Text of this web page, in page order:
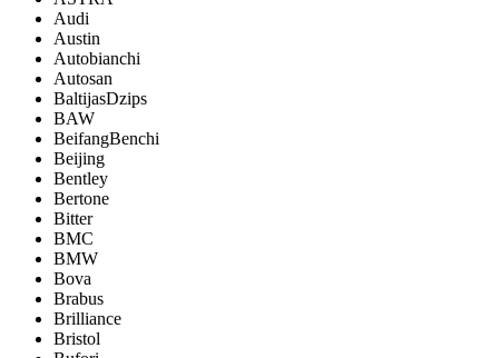
Audi
Austin
Autobianchi
Autosan
BaltijasDzips
BAW
BeifangBenchi
Beijing
Bentley
Bertone
Bitter
BMC
BMW
Bova
Brabus
Brilliance
Bristol